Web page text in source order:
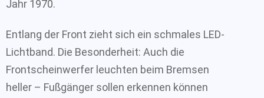
Jahr 1970.
Entlang der Front zieht sich ein schmales LED-
Lichtband. Die Besonderheit: Auch die
Frontscheinwerfer leuchten beim Bremsen
heller – Fußgänger sollen erkennen können